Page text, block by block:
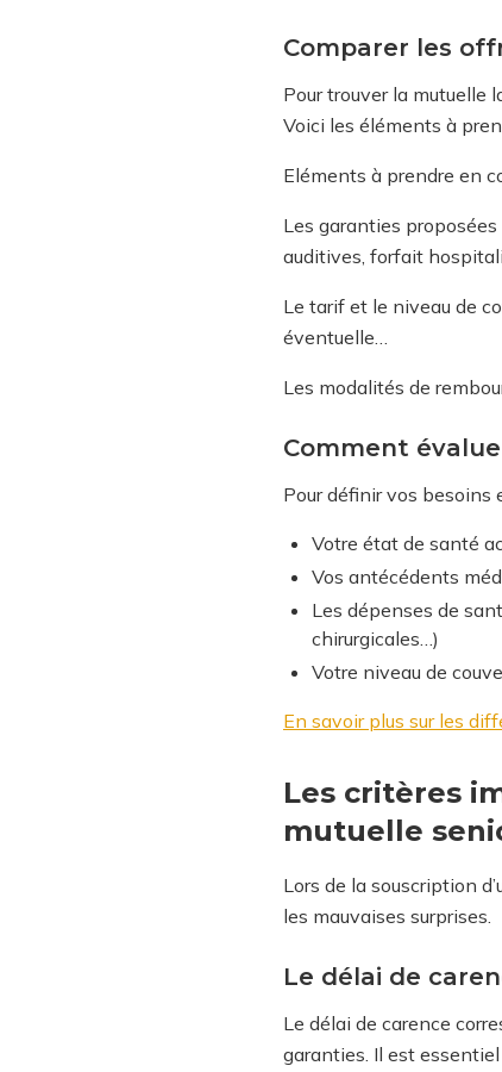
Comparer les
Pour trouver la mutuelle
Voici les éléments à
Eléments à prendre en
Les garanties
auditives, forfait
Le tarif et le niveau de
éventuelle…
Les modalités de
Comment
Pour définir vos besoins
Votre état de santé
Vos antécédents
Les dépenses de
chirurgicales…)
Votre niveau de
En savoir plus sur les
Les critères
mutuelle
Lors de la souscription
les mauvaises surprises.
Le délai de
Le délai de carence
garanties. Il est